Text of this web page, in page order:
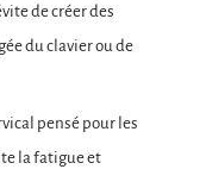
de créer des
du clavier ou de
pensé pour les
la fatigue et